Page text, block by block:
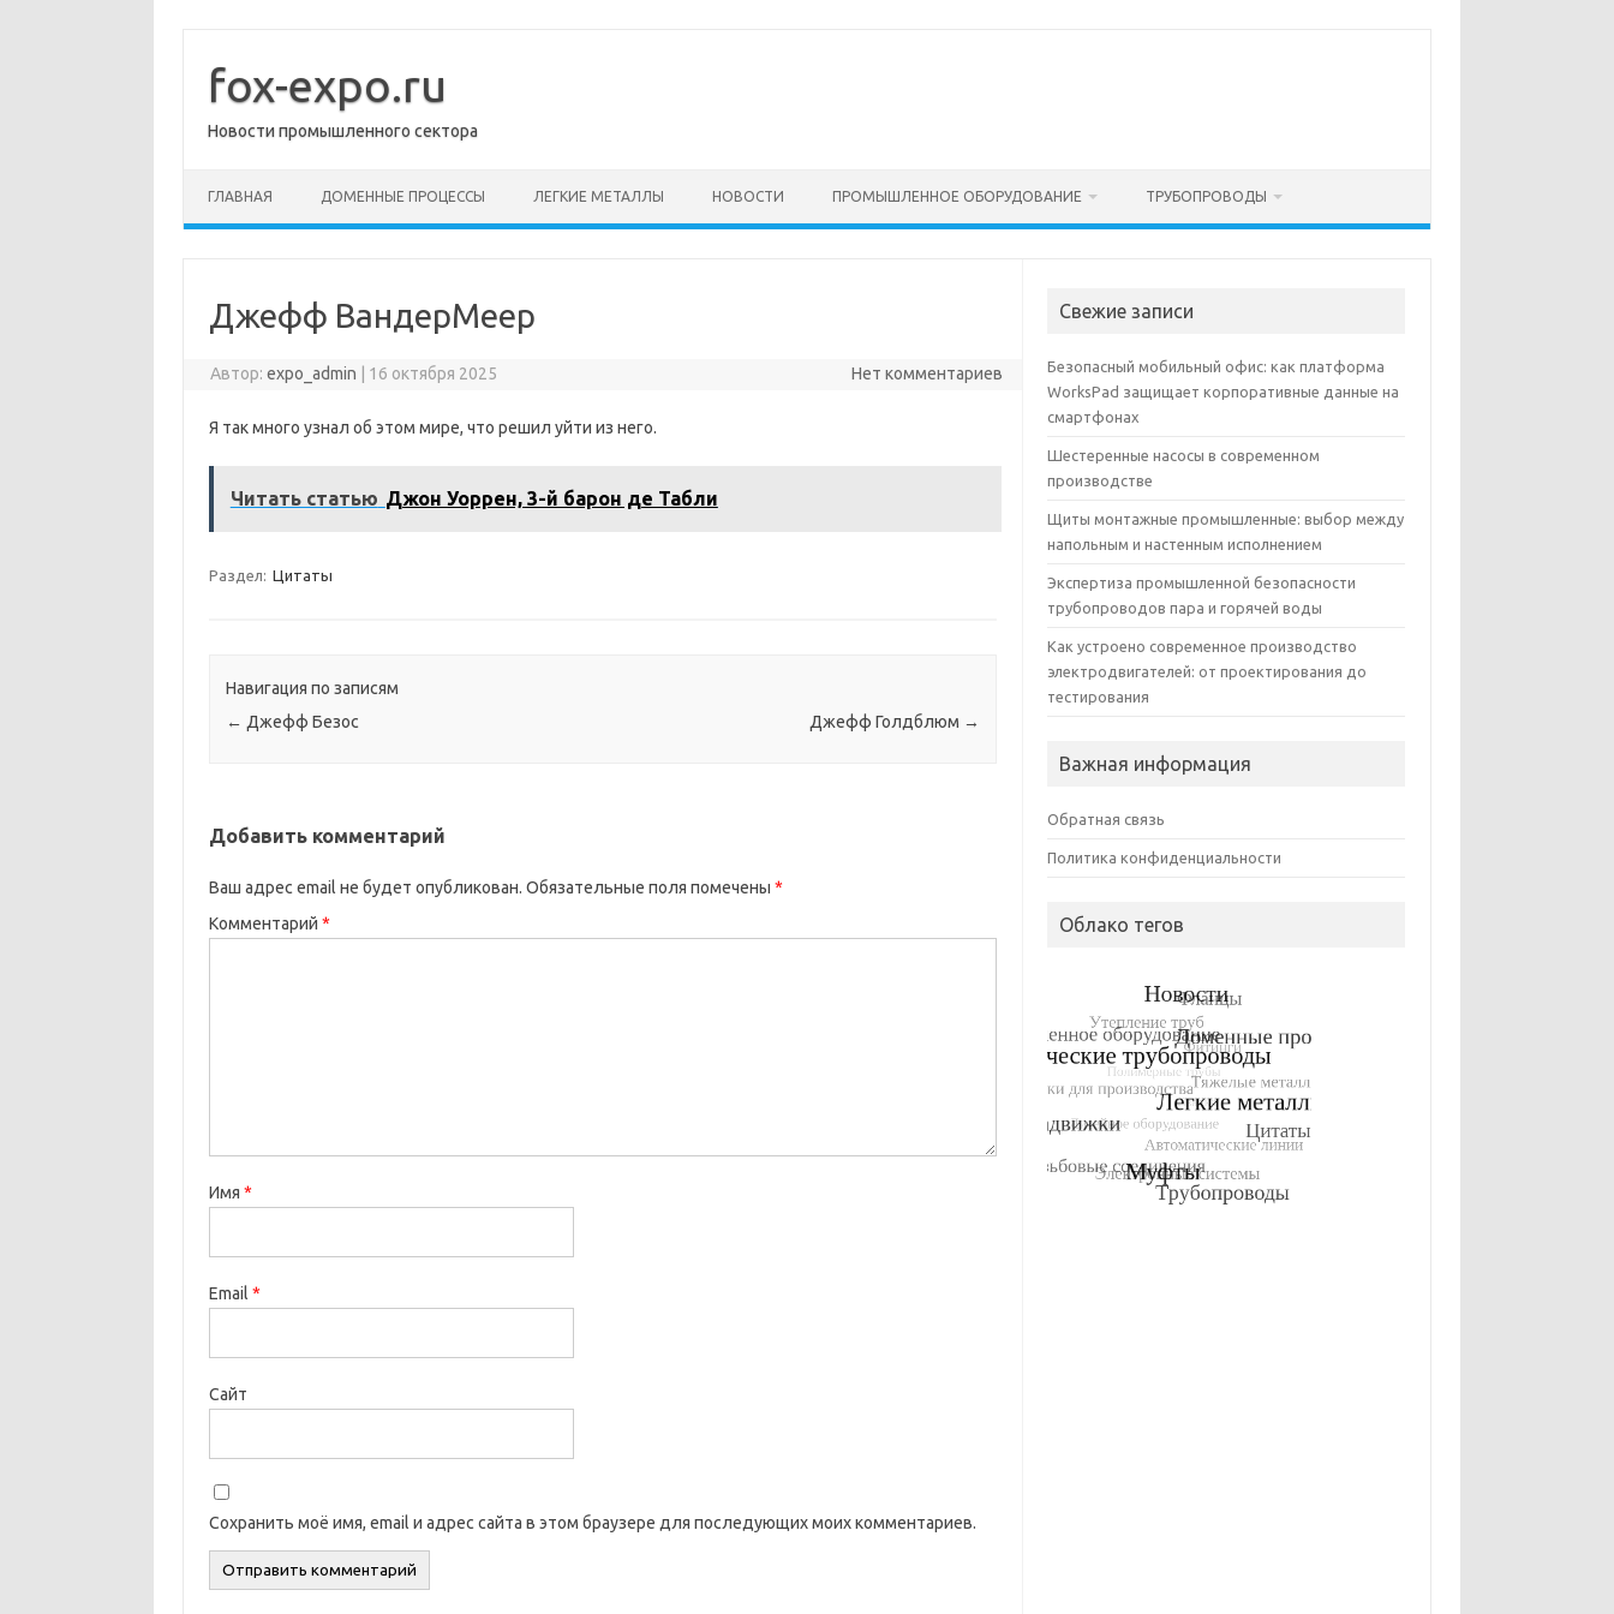
содержимому
fox-expo.ru
Новости промышленного сектора
ГЛАВНАЯ ДОМЕННЫЕ ПРОЦЕССЫ ЛЕГКИЕ МЕТАЛЛЫ НОВОСТИ ПРОМЫШЛЕННОЕ ОБОРУДОВАНИЕ ТРУБОПРОВОДЫ
Джефф ВандерМеер
Автор:expo_admin 16 октября 2025 Нет комментариев
Я так много узнал об этом мире, что решил уйти из него.
Читать статью Джон Уоррен, 3-й барон де Табли
Раздел: Цитаты
Навигация по записям
← Джефф Безос Джефф Голдблюм →
Добавить комментарий
Ваш адрес email не будет опубликован. Обязательные поля помечены *
Комментарий *
Имя *
Email *
Сайт
Сохранить моё имя, email и адрес сайта в этом браузере для последующих моих комментариев.
Свежие записи
Безопасный мобильный офис: как платформа
WorksPad защищает корпоративные данные на
смартфонах
Шестеренные насосы в современном
производстве
Щиты монтажные промышленные: выбор между
напольным и настенным исполнением
Экспертиза промышленной безопасности
трубопроводов пара и горячей воды
Как устроено современное производство
электродвигателей: от проектирования до
тестирования
Важная информация
Обратная связь
Политика конфиденциальности
Облако тегов